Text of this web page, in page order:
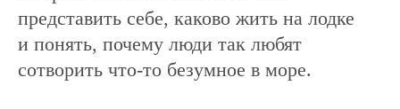
представить себе, каково жить на лодке
и понять, почему люди так любят
сотворить что-то безумное в море.